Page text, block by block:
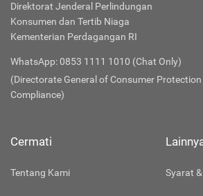
Direktorat Jenderal Perlindungan
Konsumen dan Tertib Niaga
Kementerian Perdagangan RI
WhatsApp: 0853 1111 1010 (Chat Only)
(Directorate General of Consumer
Compliance)
Cermati
Tentang Kami Syarat